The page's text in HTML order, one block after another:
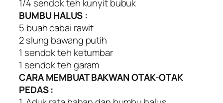
1/4 sendok teh kunyit bubuk
BUMBU HALUS :
5 buah cabai rawit
2 slung bawang putih
1 sendok teh ketumbar
1 sendok teh garam
CARA MEMBUAT BAKWAN OTAK-OTAK
PEDAS :